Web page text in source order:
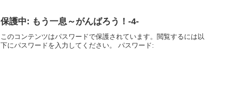
保護中: もう一息～がんばろう！-4-
このコンテンツはパスワードで保護されています。閲覧するには以
下にパスワードを入力してください。 パスワード: